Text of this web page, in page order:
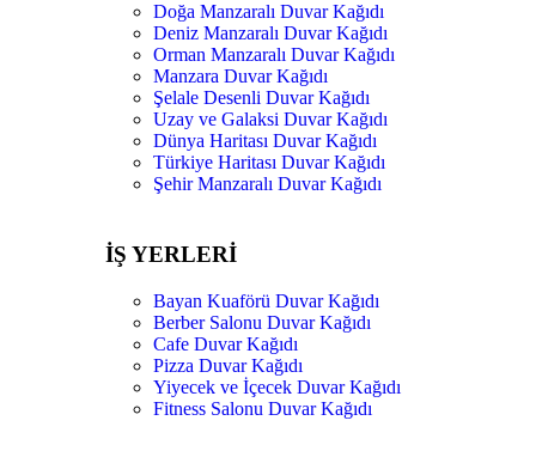
Doğa Manzaralı Duvar Kağıdı
Deniz Manzaralı Duvar Kağıdı
Orman Manzaralı Duvar Kağıdı
Manzara Duvar Kağıdı
Şelale Desenli Duvar Kağıdı
Uzay ve Galaksi Duvar Kağıdı
Dünya Haritası Duvar Kağıdı
Türkiye Haritası Duvar Kağıdı
Şehir Manzaralı Duvar Kağıdı
İŞ YERLERİ
Bayan Kuaförü Duvar Kağıdı
Berber Salonu Duvar Kağıdı
Cafe Duvar Kağıdı
Pizza Duvar Kağıdı
Yiyecek ve İçecek Duvar Kağıdı
Fitness Salonu Duvar Kağıdı